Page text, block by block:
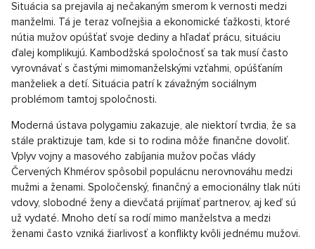
Situácia sa prejavila aj nečakaným smerom k vernosti medzi
manželmi. Tá je teraz voľnejšia a ekonomické ťažkosti, ktoré
nútia mužov opúšťať svoje dediny a hľadať prácu, situáciu
ďalej komplikujú. Kambodžská spoločnosť sa tak musí často
vyrovnávať s častými mimomanželskými vzťahmi, opúšťaním
manželiek a detí. Situácia patrí k závažným sociálnym
problémom tamtoj spoločnosti.
Moderná ústava polygamiu zakazuje, ale niektorí tvrdia, že sa
stále praktizuje tam, kde si to rodina môže finančne dovoliť.
Vplyv vojny a masového zabíjania mužov počas vlády
Červených Khmérov spôsobil populácnu nerovnováhu medzi
mužmi a ženami. Spoločenský, finančný a emocionálny tlak núti
vdovy, slobodné ženy a dievčatá prijímať partnerov, aj keď sú
už vydaté. Mnoho detí sa rodí mimo manželstva a medzi
ženami často vzniká žiarlivosť a konflikty kvôli jednému mužovi.